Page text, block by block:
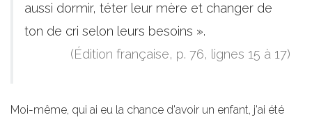
aussi dormir, téter leur mère et changer de
ton de cri selon leurs besoins ».
(Édition française, p. 76, lignes 15 à 17)
Moi-même, qui ai eu la chance d'avoir un enfant, j'ai été